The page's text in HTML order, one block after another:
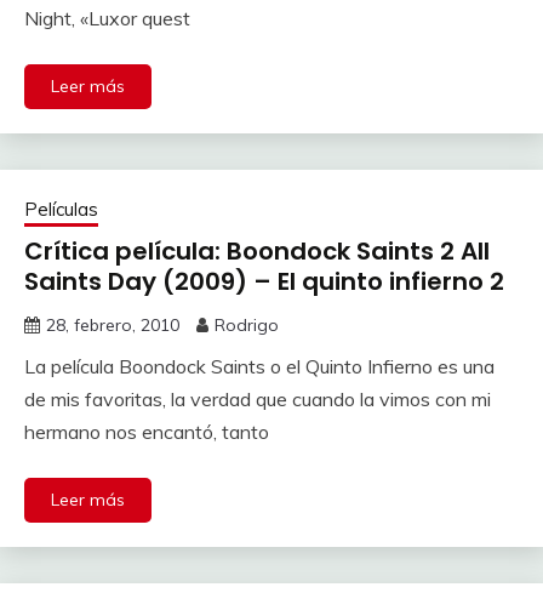
Night, «Luxor quest
Leer más
Películas
Crítica película: Boondock Saints 2 All
Saints Day (2009) – El quinto infierno 2
28, febrero, 2010 Rodrigo
La película Boondock Saints o el Quinto Infierno es una
de mis favoritas, la verdad que cuando la vimos con mi
hermano nos encantó, tanto
Leer más